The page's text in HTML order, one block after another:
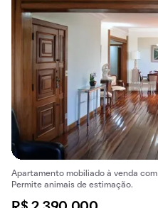
Apartamento mobiliado à venda
Permite animais de estimação.